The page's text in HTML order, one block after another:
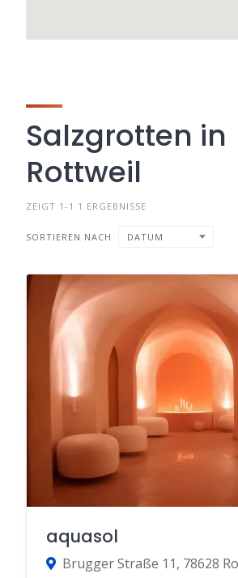
Salzgrotten in
Rottweil
ZEIGT 1-1 1 ERGEBNISSE
SORTIEREN NACH DATUM
aquasol